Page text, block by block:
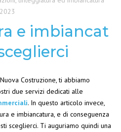
e imbiancat
Costruzione, ti abbiamo
due servizi dedicati alle
. In questo articolo invece,
e imbiancatura, e di conseguenza
sceglierci. Ti auguriamo quindi una